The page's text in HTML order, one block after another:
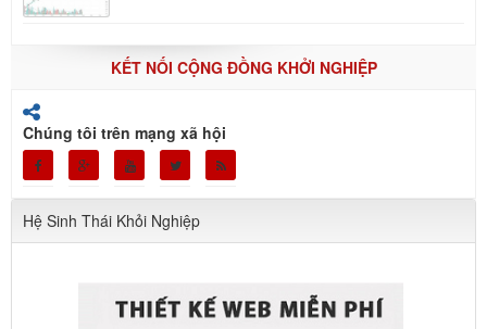
KẾT NỐI CỘNG ĐỒNG KHỞI NGHIỆP
Chúng tôi trên mạng xã hội
Hệ Sinh Thái Khỏi Nghiệp